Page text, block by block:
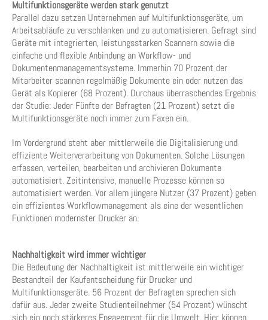
Multifunktionsgeräte werden stark genutzt
Parallel dazu setzen Unternehmen auf Multifunktionsgeräte, um
Arbeitsabläufe zu verschlanken und zu automatisieren. Gefragt sind
Geräte mit integrierten, leistungsstarken Scannern sowie die
einfache und flexible Anbindung an Workflow- und
Dokumentenmanagementsysteme. Immerhin 70 Prozent der
Mitarbeiter scannen regelmäßig Dokumente ein oder nutzen das
Gerät als Kopierer (68 Prozent). Durchaus überraschendes Ergebnis
der Studie: Jeder Fünfte der Befragten (21 Prozent) setzt die
Multifunktionsgeräte noch immer zum Faxen ein.
Im Vordergrund steht aber mittlerweile die Digitalisierung und
effiziente Weiterverarbeitung von Dokumenten. Solche Lösungen
erfassen, verteilen, bearbeiten und archivieren Dokumente
automatisiert. Zeitintensive, manuelle Prozesse können so
automatisiert werden. Vor allem jüngere Nutzer (37 Prozent) geben
ein effizientes Workflowmanagement als eine der wesentlichen
Funktionen modernster Drucker an.
Nachhaltigkeit wird immer wichtiger
Die Bedeutung der Nachhaltigkeit ist mittlerweile ein wichtiger
Bestandteil der Kaufentscheidung für Drucker und
Multifunktionsgeräte. 56 Prozent der Befragten sprechen sich
dafür aus. Jeder zweite Studienteilnehmer (54 Prozent) wünscht